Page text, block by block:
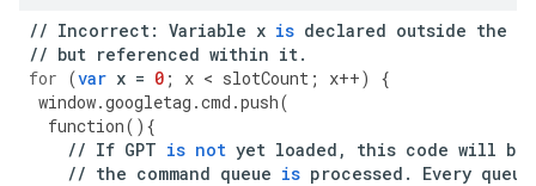
// Incorrect: Variable x is declared outside the
// but referenced within it.
for (var x = 0 ; x < slotCount ; x++)
{
window.googletag .cmd .push(
function(){
// If GPT is not yet loaded , this code will be
// the command queue is processed . Every